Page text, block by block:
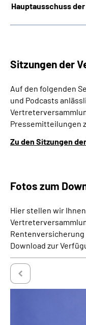
Hauptausschuss
Sitzungen der
Auf den folgenden
und Podcasts
Pressemitteilungen
Zu den Sitzungen
Fotos zum
Hier stellen wir
Rentenversicherung
Download zur